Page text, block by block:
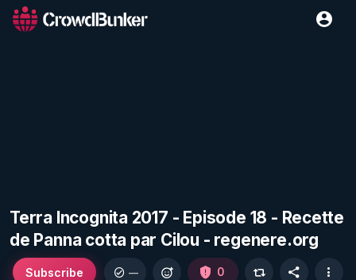
Terra Incognita 2017 - Episode 18 - Recette
de Panna cotta par Cilou - regenere.org
Subscribe — 0